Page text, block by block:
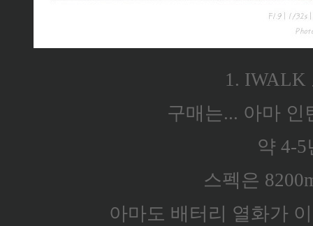
1. IWALK
구매는... 아마 인
약 4-
스펙은
아마도 배터리 열화가